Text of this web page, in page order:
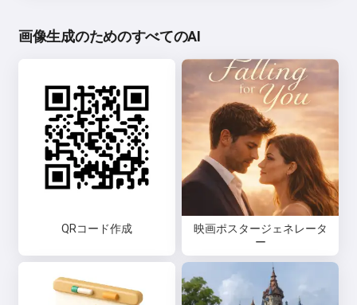
画像生成のためのすべてのAI
QRコード作成
映画ポスタージェネレータ
ー